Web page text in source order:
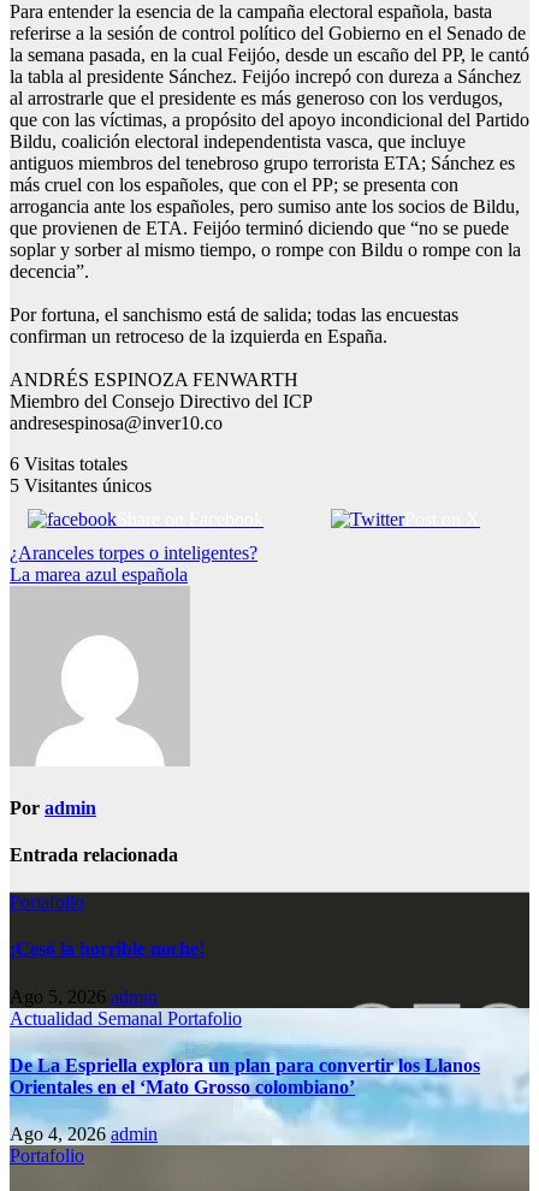
Para entender la esencia de la campaña electoral española, basta
referirse a la sesión de control político del Gobierno en el Senado de
la semana pasada, en la cual Feijóo, desde un escaño del PP, le cantó
la tabla al presidente Sánchez. Feijóo increpó con dureza a Sánchez
al arrostrarle que el presidente es más generoso con los verdugos,
que con las víctimas, a propósito del apoyo incondicional del Partido
Bildu, coalición electoral independentista vasca, que incluye
antiguos miembros del tenebroso grupo terrorista ETA; Sánchez es
más cruel con los españoles, que con el PP; se presenta con
arrogancia ante los españoles, pero sumiso ante los socios de Bildu,
que provienen de ETA. Feijóo terminó diciendo que “no se puede
soplar y sorber al mismo tiempo, o rompe con Bildu o rompe con la
decencia”.
Por fortuna, el sanchismo está de salida; todas las encuestas
confirman un retroceso de la izquierda en España.
ANDRÉS ESPINOZA FENWARTH
​Miembro del Consejo Directivo del ICP
andresespinosa@inver10.co
6 Visitas totales
5 Visitantes únicos
Post on X
Navegación
de
¿Aranceles torpes o inteligentes?
La marea azul española
Por admin
Entrada relacionada
Portafolio
¡Cesó la horrible noche!
Ago 5, 2026 admin
Actualidad Semanal Portafolio
De La Espriella explora un plan para convertir los Llanos
Orientales en el ‘Mato Grosso colombiano’
Ago 4, 2026 admin
Portafolio